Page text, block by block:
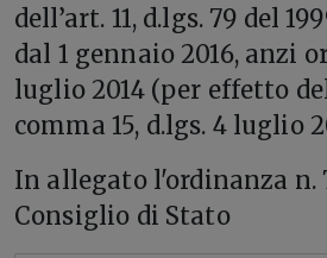
dell’art. 11, d.lgs. 79 del
dal 1 gennaio 2016, anzi
luglio 2014 (per effetto
comma 15, d.lgs. 4 luglio
In allegato l'ordinanza n.
Consiglio di Stato